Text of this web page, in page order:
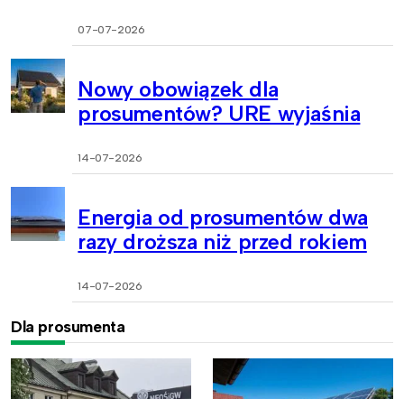
07-07-2026
Nowy obowiązek dla
prosumentów? URE wyjaśnia
14-07-2026
Energia od prosumentów dwa
razy droższa niż przed rokiem
14-07-2026
Dla prosumenta